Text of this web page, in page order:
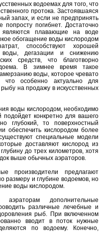
водоемах для того, что
протока. Застоявшаяся
запах, и если не предпринять
погибнет. Достаточно
являются плавающие на воде
обогащение воды кислородом
способствуют хорошей
воды, дегазации и снижению
средств, что благотворно
В зимнее время такое
воды, которое чревато
особенно актуально для
на продажу в искусственных
воды кислородом, необходимо
конкретно для вашего
глубокий, то поверхностный
обеспечить кислородом более
специальные модели
доставляют кислород из
до трех километров, хотя
выше обычных аэраторов.
производители предлагают
размеру и глубине водоемов, но
воды кислородом.
дополнительные
различные лечебные и
рыб. При включенном
вводит в поток нужные
по водоему. Конечно,